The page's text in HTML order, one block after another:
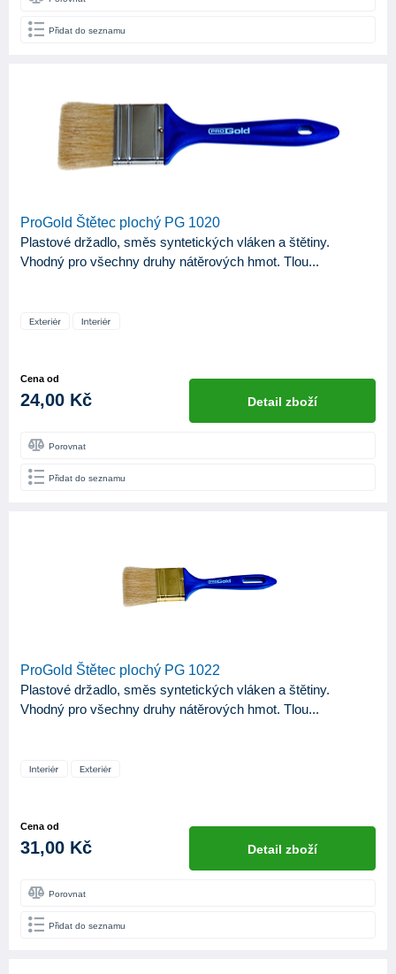
Přidat do seznamu
ProGold Štětec plochý PG 1020
Plastové držadlo, směs syntetických vláken a štětiny.
Vhodný pro všechny druhy nátěrových hmot. Tlou...
Cena od
24,00 Kč Detail zboží
Porovnat
Přidat do seznamu
ProGold Štětec plochý PG 1022
Plastové držadlo, směs syntetických vláken a štětiny.
Vhodný pro všechny druhy nátěrových hmot. Tlou...
Cena od
31,00 Kč Detail zboží
Porovnat
Přidat do seznamu